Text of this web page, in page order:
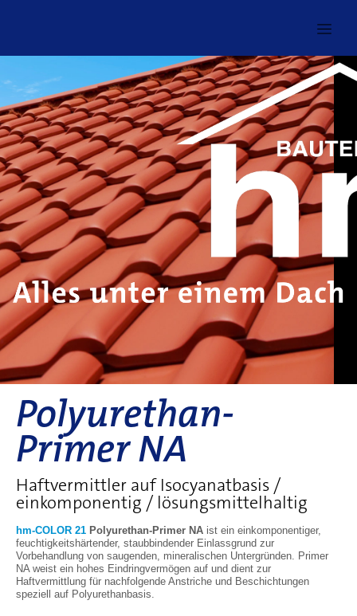
Alles unter einem Dach
Polyurethan-
Primer NA
Haftvermittler auf Isocyanatbasis /
einkomponentig / lösungsmittelhaltig
hm-COLOR 21 Polyurethan-Primer NA ist ein einkomponentiger,
feuchtigkeitshärtender, staubbindender Einlassgrund zur
Vorbehandlung von saugenden, mineralischen Untergründen. Primer
NA weist ein hohes Eindringvermögen auf und dient zur
Haftvermittlung für nachfolgende Anstriche und Beschichtungen
speziell auf Polyurethanbasis.